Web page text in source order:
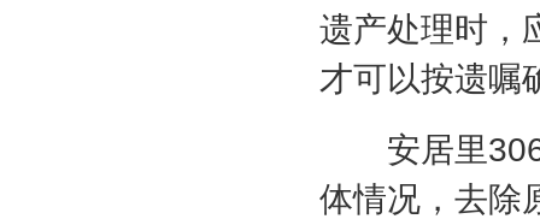
遗产处理时，
才可以按遗嘱
安居里
体情况，去除